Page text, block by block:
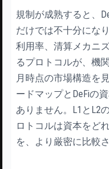
規制が成熟すると、
だけでは不十分にな
利用率、清算メカニ
るプロトコルが、機
月時点の市場構造を
ードマップとDeFiの
ありません。L1とL2
ロトコルは資本をど
を、より厳密に比較